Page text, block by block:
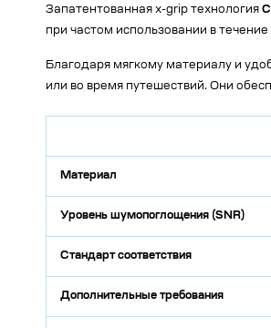
Запатентованная x-grip технология
при частом использовании в
Благодаря мягкому материалу и
или во время путешествий. Они
Материал
Уровень шумопоглощения (SNR)
Стандарт соответствия
Дополнительные требования